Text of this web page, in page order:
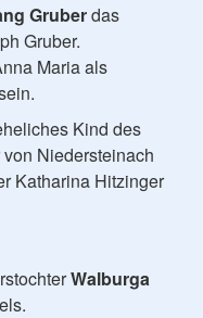
Gruberdas
Gruber.
Maria als
Kind des
Niedersteinach
Katharina Hitzinger
Walburga